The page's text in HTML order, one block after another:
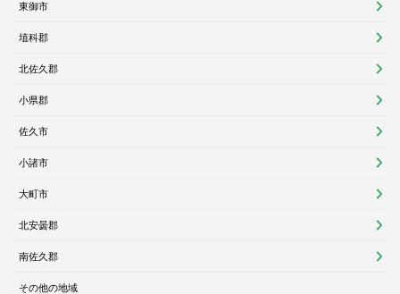
東御市
埴科郡
北佐久郡
小県郡
佐久市
小諸市
大町市
北安曇郡
南佐久郡
その他の地域